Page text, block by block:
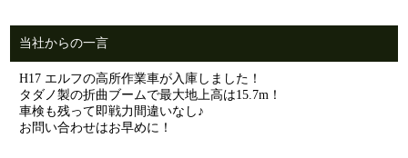
当社からの一言
H17 エルフの高所作業車が入庫しました！
タダノ製の折曲ブームで最大地上高は15.7m！
車検も残って即戦力間違いなし♪
お問い合わせはお早めに！